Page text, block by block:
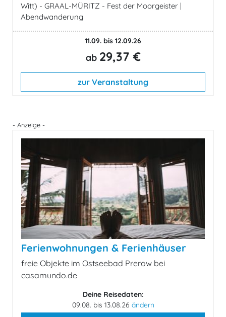
Witt) - GRAAL-MÜRITZ - Fest der Moorgeister |
Abendwanderung
11.09. bis 12.09.26
ab 29,37 €
zur Veranstaltung
- Anzeige -
Ferienwohnungen & Ferienhäuser
freie Objekte im Ostseebad Prerow bei
casamundo.de
Deine Reisedaten:
09.08. bis 13.08.26 ändern